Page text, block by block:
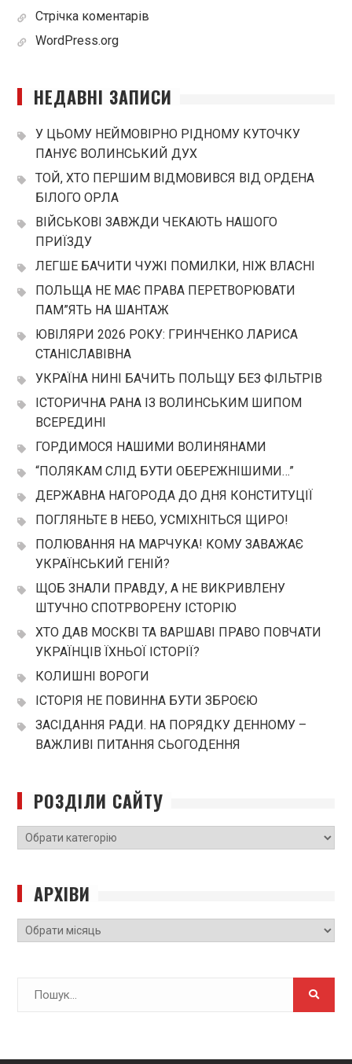
Стрічка коментарів
WordPress.org
НЕДАВНІ ЗАПИСИ
У ЦЬОМУ НЕЙМОВІРНО РІДНОМУ КУТОЧКУ
ПАНУЄ ВОЛИНСЬКИЙ ДУХ
ТОЙ, ХТО ПЕРШИМ ВІДМОВИВСЯ ВІД ОРДЕНА
БІЛОГО ОРЛА
ВІЙСЬКОВІ ЗАВЖДИ ЧЕКАЮТЬ НАШОГО
ПРИЇЗДУ
ЛЕГШЕ БАЧИТИ ЧУЖІ ПОМИЛКИ, НІЖ ВЛАСНІ
ПОЛЬЩА НЕ МАЄ ПРАВА ПЕРЕТВОРЮВАТИ
ПАМ”ЯТЬ НА ШАНТАЖ
ЮВІЛЯРИ 2026 РОКУ: ГРИНЧЕНКО ЛАРИСА
СТАНІСЛАВІВНА
УКРАЇНА НИНІ БАЧИТЬ ПОЛЬЩУ БЕЗ ФІЛЬТРІВ
ІСТОРИЧНА РАНА ІЗ ВОЛИНСЬКИМ ШИПОМ
ВСЕРЕДИНІ
ГОРДИМОСЯ НАШИМИ ВОЛИНЯНАМИ
“ПОЛЯКАМ СЛІД БУТИ ОБЕРЕЖНІШИМИ…”
ДЕРЖАВНА НАГОРОДА ДО ДНЯ КОНСТИТУЦІЇ
ПОГЛЯНЬТЕ В НЕБО, УСМІХНІТЬСЯ ЩИРО!
ПОЛЮВАННЯ НА МАРЧУКА! КОМУ ЗАВАЖАЄ
УКРАЇНСЬКИЙ ГЕНІЙ?
ЩОБ ЗНАЛИ ПРАВДУ, А НЕ ВИКРИВЛЕНУ
ШТУЧНО СПОТРВОРЕНУ ІСТОРІЮ
ХТО ДАВ МОСКВІ ТА ВАРШАВІ ПРАВО ПОВЧАТИ
УКРАЇНЦІВ ЇХНЬОЇ ІСТОРІЇ?
КОЛИШНІ ВОРОГИ
ІСТОРІЯ НЕ ПОВИННА БУТИ ЗБРОЄЮ
ЗАСІДАННЯ РАДИ. НА ПОРЯДКУ ДЕННОМУ –
ВАЖЛИВІ ПИТАННЯ СЬОГОДЕННЯ
РОЗДІЛИ САЙТУ
РОЗДІЛИ
САЙТУ
АРХІВИ
Архіви
Search